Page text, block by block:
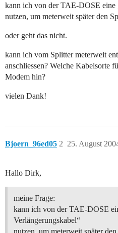
kann ich von der TAE-DOSE eine
nutzen, um meterweit später den
oder geht das nicht.
kann ich vom Splitter meterweit
anschliessen? Welche Kabelsorte
Modem hin?
vielen Dank!
Bjoern_96ed05 25. August
2
Hallo Dirk,
meine Frage:
kann ich von der TAE-DOSE
Verlängerungskabel“
nutzen, um meterweit später